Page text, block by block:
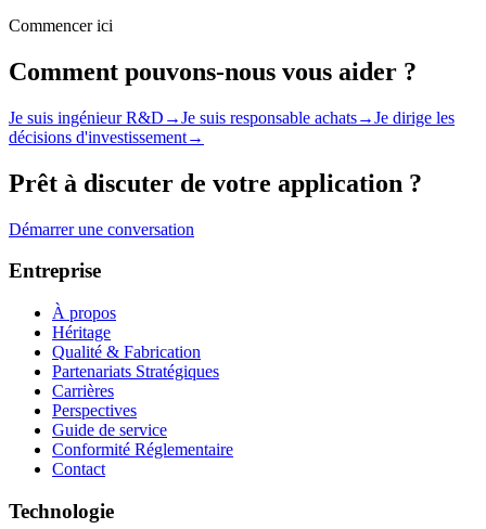
Commencer ici
Comment pouvons-nous vous aider ?
Je suis ingénieur R&D →Je suis responsable achats→Je dirige les
décisions d'investissement→
Prêt à discuter de votre application ?
Démarrer une conversation
Entreprise
À propos
Héritage
Qualité & Fabrication
Partenariats Stratégiques
Carrières
Perspectives
Guide de service
Conformité Réglementaire
Contact
Technologie